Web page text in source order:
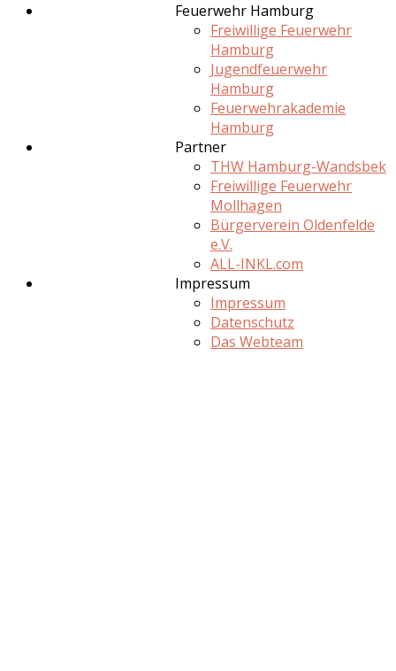
Feuerwehr Hamburg
Freiwillige Feuerwehr
Hamburg
Jugendfeuerwehr
Hamburg
Feuerwehrakademie
Hamburg
Partner
THW Hamburg-Wandsbek
Freiwillige Feuerwehr
Mollhagen
Bürgerverein Oldenfelde
e.V.
ALL-INKL.com
Impressum
Impressum
Datenschutz
Das Webteam